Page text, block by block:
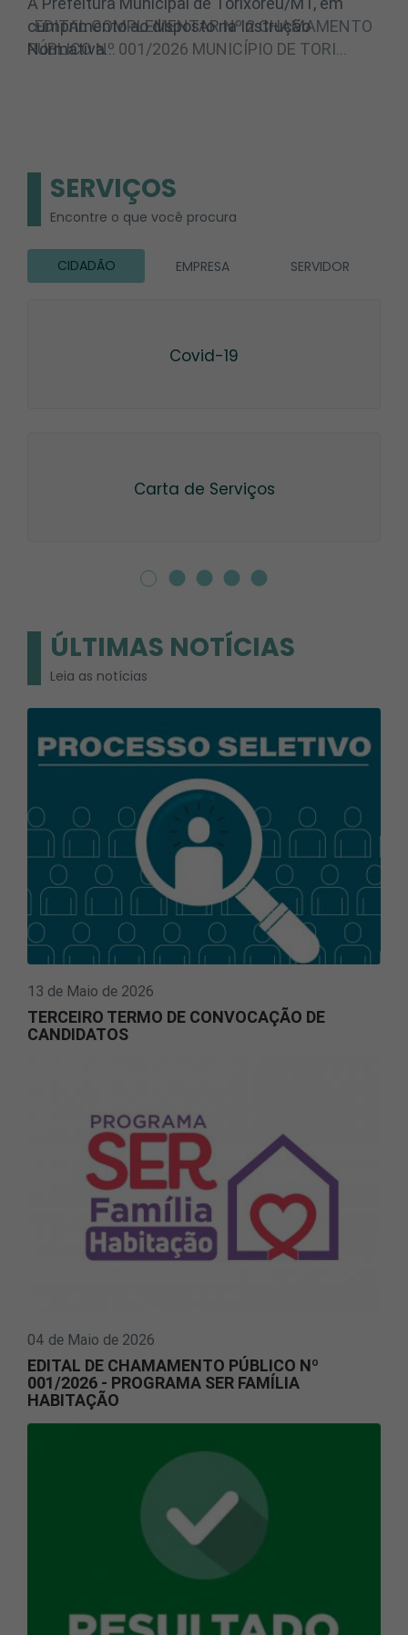
EDITAL COMPLEMENTAR Nº 2 CHAMAMENTO
PÚBLICO Nº 001/2026 MUNICÍPIO DE TORI…
SERVIÇOS
Encontre o que você procura
CIDADÃO EMPRESA SERVIDOR
Covid-19
Carta de Serviços
ÚLTIMAS NOTÍCIAS
Leia as notícias
13 de Maio de 2026
TERCEIRO TERMO DE CONVOCAÇÃO DE
CANDIDATOS
04 de Maio de 2026
EDITAL DE CHAMAMENTO PÚBLICO Nº
001/2026 - PROGRAMA SER FAMÍLIA
HABITAÇÃO